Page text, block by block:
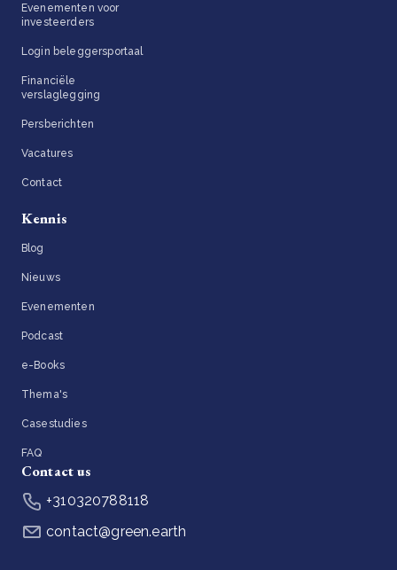
Evenementen voor
investeerders
Login beleggersportaal
Financiële
verslaglegging
Persberichten
Vacatures
Contact
Kennis
Blog
Nieuws
Evenementen
Podcast
e-Books
Thema's
Casestudies
FAQ
Contact us
+310320788118
contact@green.earth